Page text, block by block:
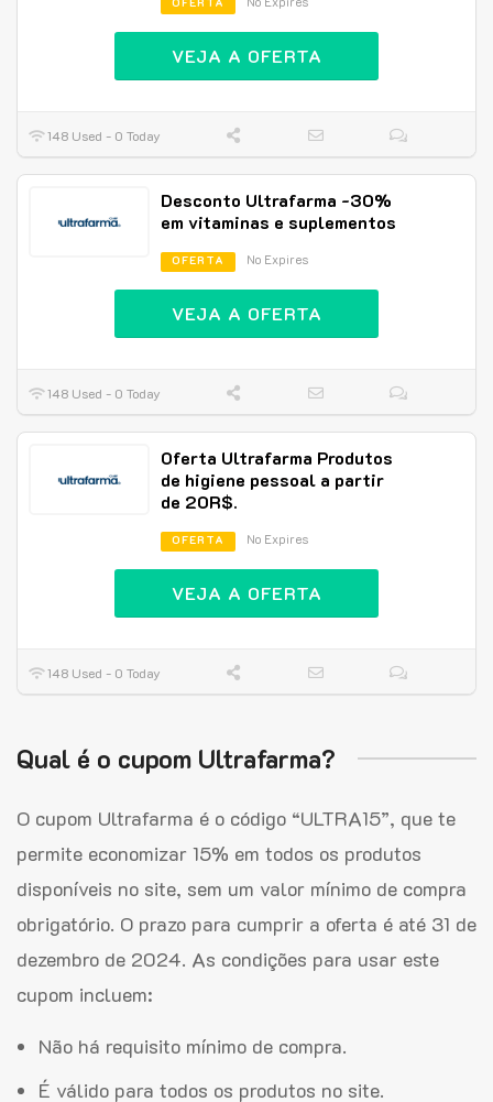
OFERTA
VEJA A OFERTA
148 Used - 0 Today
Desconto Ultrafarma -30%
em vitaminas e suplementos
OFERTA No Expires
VEJA A OFERTA
148 Used - 0 Today
Oferta Ultrafarma Produtos
de higiene pessoal a partir
de 20R$.
OFERTA No Expires
VEJA A OFERTA
148 Used - 0 Today
Qual é o cupom Ultrafarma?
O cupom Ultrafarma é o código “ULTRA15”, que te
permite economizar 15% em todos os produtos
disponíveis no site, sem um valor mínimo de compra
obrigatório. O prazo para cumprir a oferta é até 31 de
dezembro de 2024. As condições para usar este
cupom incluem:
Não há requisito mínimo de compra.
É válido para todos os produtos no site.